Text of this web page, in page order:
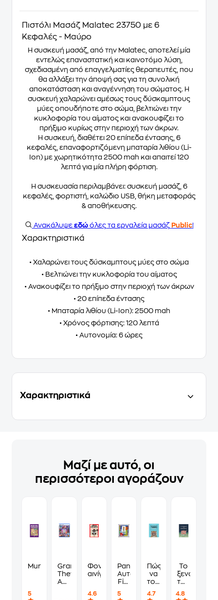
Πιστόλι Μασάζ Malatec 23750 με 6
Κεφαλές - Μαύρο
Η συσκευή μασάζ, από την Malatec, αποτελεί μία
εντελώς επαναστατική και καινοτόμο λύση,
σχεδιασμένη από επαγγελματίες θεραπευτές, που
θα αλλάξει την άποψή σας για τη συνολική
αποκατάσταση και αναγέννηση του σώματος. Η
συσκευή χαλαρώνει αμέσως τους δύσκαμπτους
μύες οπουδήποτε στο σώμα, βελτιώνει την
κυκλοφορία του αίματος και ανακουφίζει το
πρήξιμο κυρίως στην περιοχή των άκρων.
Η συσκευή, διαθέτει 20 επίπεδα έντασης, 6
κεφαλές, επαναφορτιζόμενη μπαταρία λιθίου (Li-
Ion) με χωρητικότητα 2500 mah και απαιτεί 120
λεπτά για μία πλήρη φόρτιση.
Η συσκευασία περιλαμβάνει: συσκευή μασάζ, 6
κεφαλές, φορτιστή, καλώδιο USB, θήκη μεταφοράς
& αποθήκευσης.
Ανακάλυψε εδώόλες τα εργαλεία μασάζ Public!
Χαρακτηριστικά
• Χαλαρώνει τους δύσκαμπτους μύες στο σώμα
• Βελτιώνει την κυκλοφορία του αίματος
• Ανακουφίζει το πρήξιμο στην περιοχή των άκρων
• 20 επίπεδα έντασης
• Μπαταρία λιθίου (Li-Ion): 2500 mah
• Χρόνος φόρτισης: 120 λεπτά
• Αυτονομία: 6 ώρες
Χαρακτηριστικά
Μαζί με αυτό, οι
περισσότεροι αγοράζουν
Murdoku
5
Grand
Theft
Auto
Standard
Φονικά
αινίγματα
4.6
Panini
Αυτοκόλλητα
Fifa
Cup
5
Πώς
να
τους
να
4.7
Το
ξενοδοχείο
των
4.8